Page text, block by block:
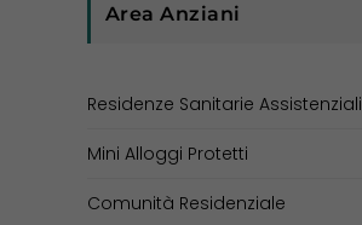
Area Anziani
Residenze Sanitarie Assistenziali
Mini Alloggi Protetti
Comunità Residenziale